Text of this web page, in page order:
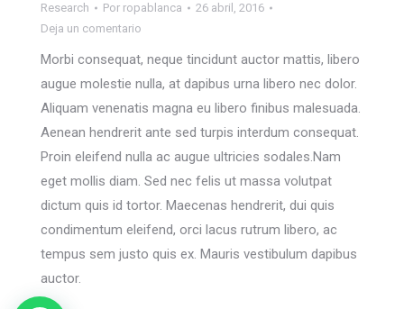
Research Por ropablanca
26 abril, 2016
Deja un comentario
Morbi consequat, neque tincidunt auctor mattis, libero
augue molestie nulla, at dapibus urna libero nec dolor.
Aliquam venenatis magna eu libero finibus malesuada.
Aenean hendrerit ante sed turpis interdum consequat.
Proin eleifend nulla ac augue ultricies sodales.Nam
eget mollis diam. Sed nec felis ut massa volutpat
dictum quis id tortor. Maecenas hendrerit, dui quis
condimentum eleifend, orci lacus rutrum libero, ac
tempus sem justo quis ex. Mauris vestibulum dapibus
auctor.